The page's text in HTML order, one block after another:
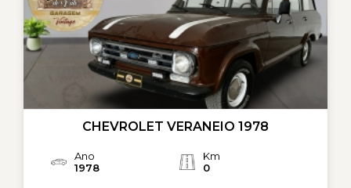
CHEVROLET VERANEIO 1978
Ano
1978
Km
0